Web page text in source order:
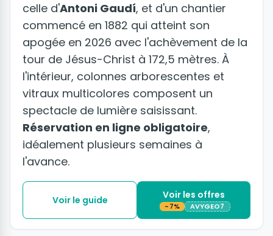
celle d'Antoni Gaudí, et d'un chantier
commencé en 1882 qui atteint son
apogée en 2026 avec l'achèvement de la
tour de Jésus-Christ à 172,5 mètres. À
l'intérieur, colonnes arborescentes et
vitraux multicolores composent un
spectacle de lumière saisissant.
Réservation en ligne obligatoire,
idéalement plusieurs semaines à
l'avance.
Voir le guide Voir les offres
-7% AVYGEO7